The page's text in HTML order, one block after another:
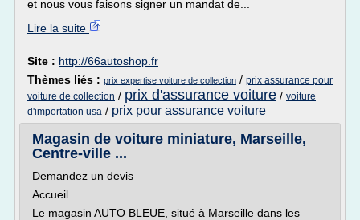
et nous vous faisons signer un mandat de...
Lire la suite
Site : http://66autoshop.fr
Thèmes liés : prix expertise voiture de collection / prix assurance pour
voiture de collection / prix d'assurance voiture / voiture
d'importation usa / prix pour assurance voiture
Magasin de voiture miniature, Marseille,
Centre-ville ...
Demandez un devis
Accueil
Le magasin AUTO BLEUE, situé à Marseille dans les